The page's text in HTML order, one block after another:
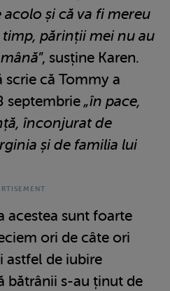
acolo și că va fi mereu
părinții mei nu au
”, susține Karen.
scrie că Tommy a
septembrie „în pace,
înconjurat de
și de familia lui
acestea sunt foarte
ori de câte ori
astfel de iubire
bătrânii s-au ținut de